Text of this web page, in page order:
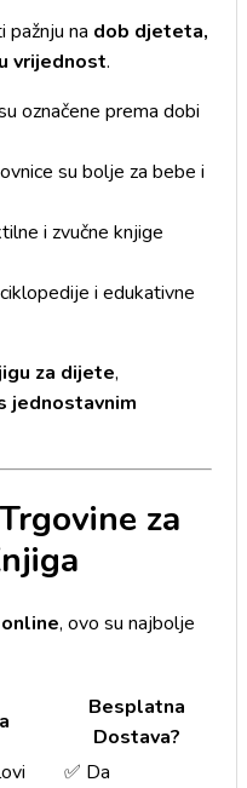
pažnju na dob djeteta,
vrijednost.
označene prema dobi
su bolje za bebe i
i zvučne knjige
i edukativne
za dijete,
jednostavnim
za
, ovo su najbolje
Besplatna
Dostava?
✅ Da